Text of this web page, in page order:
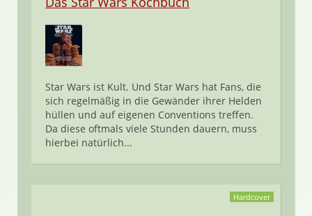
Star Wars ist Kult. Und Star Wars hat Fans, die
sich regelmäßig in die Gewänder ihrer Helden
hüllen und auf eigenen Conventions treffen.
Da diese oftmals viele Stunden dauern, muss
hierbei natürlich...
Hardcover